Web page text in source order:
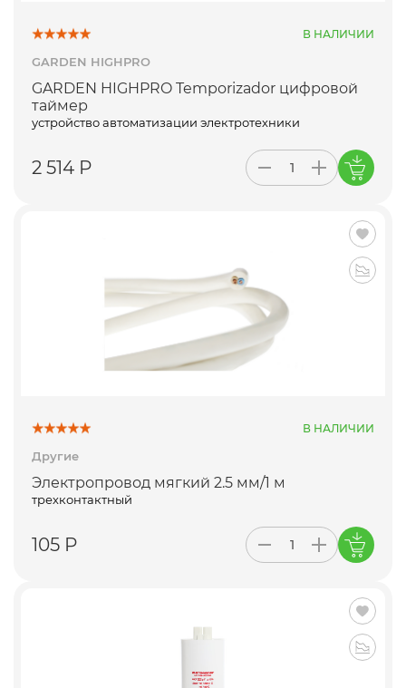
В НАЛИЧИИ
GARDEN HIGHPRO
GARDEN HIGHPRO Temporizador цифровой
таймер
устройство автоматизации электротехники
2 514 Р
В НАЛИЧИИ
Другие
Электропровод мягкий 2.5 мм/1 м
трехконтактный
105 Р